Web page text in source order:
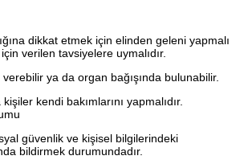
dikkat etmek için elinden geleni yapmalı
verilen tavsiyelere uymalıdır.
ya da organ bağışında bulunabilir.
kendi bakımlarını yapmalıdır.
güvenlik ve kişisel bilgilerindeki
bildirmek durumundadır.